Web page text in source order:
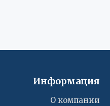
Информация
О компании